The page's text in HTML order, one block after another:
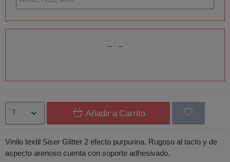
Añadir a Carrito
Vinilo textil Siser Glitter 2 efecto purpurina. Rugoso al tacto y de
aspecto arenoso cuenta con soporte adhesivado.